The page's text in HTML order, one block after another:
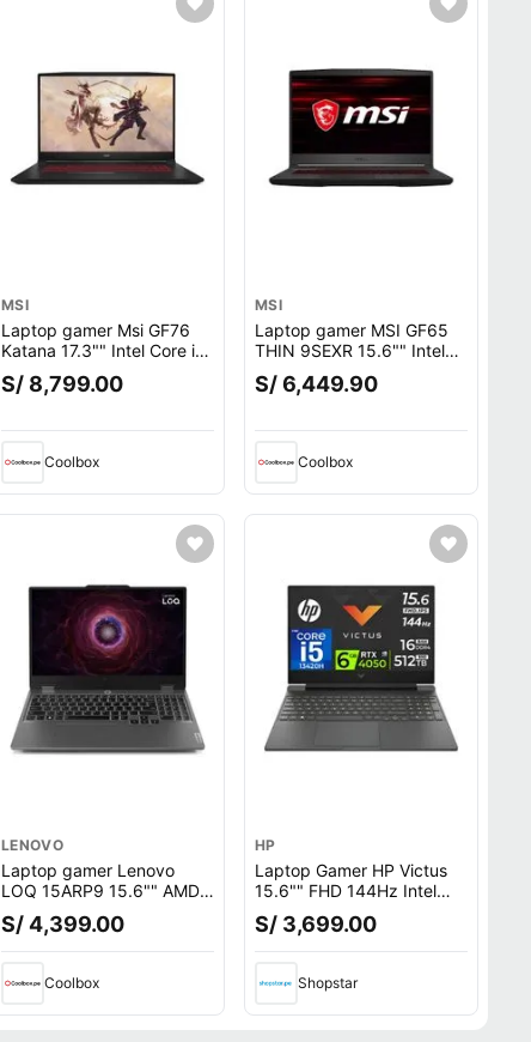
MSI
Laptop gamer Msi GF76
Katana 17.3"" Intel Core i7
12va Gen-12700H, 512GB
SSD, 8GB RAM, GeForce
Home, negro
S/ 8,799.00
Coolbox
MSI
Laptop gamer MSI GF65
THIN 9SEXR 15.6"" Intel
Core i7 Coffee Lake,
512GB SSD, 16GB RAM,
Win10 Home
S/ 6,449.90
Coolbox
LENOVO
Laptop gamer Lenovo
LOQ 15ARP9 15.6"" AMD
Ryzen 7-7435HS, 512GB
SSD, 12GB RAM, GeForce
RTX 4050, Win11, gris
S/ 4,399.00
Coolbox
HP
Laptop Gamer HP Victus
15.6"" FHD 144Hz Intel
Core i5 NVIDIA GeForce
RTX 4050 16GB RAM
Negro
S/ 3,699.00
Shopstar